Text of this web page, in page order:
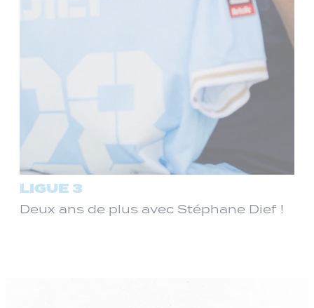
LIGUE 3
Deux ans de plus avec Stéphane Dief !